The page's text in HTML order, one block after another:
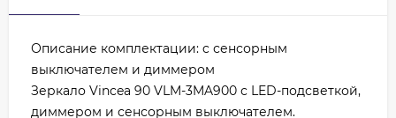
Описание комплектации: c сенсорным
выключателем и диммером
Зеркало Vincea 90 VLM-3MA900 с LED-подсветкой,
диммером и сенсорным выключателем.